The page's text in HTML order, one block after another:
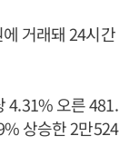
거래돼 24시간
4.31% 오른 481.
상승한 2만524